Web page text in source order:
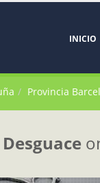
INICIO
Provincia